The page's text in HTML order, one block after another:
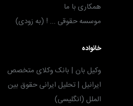
همکاری با ما
موسسه حقوقی ... ! (به زودی)
خانواده
وکیل بان | بانک وکلای متخصص
ایرانیل | تحلیل ایرانی حقوق بین
الملل (انگلیسی)